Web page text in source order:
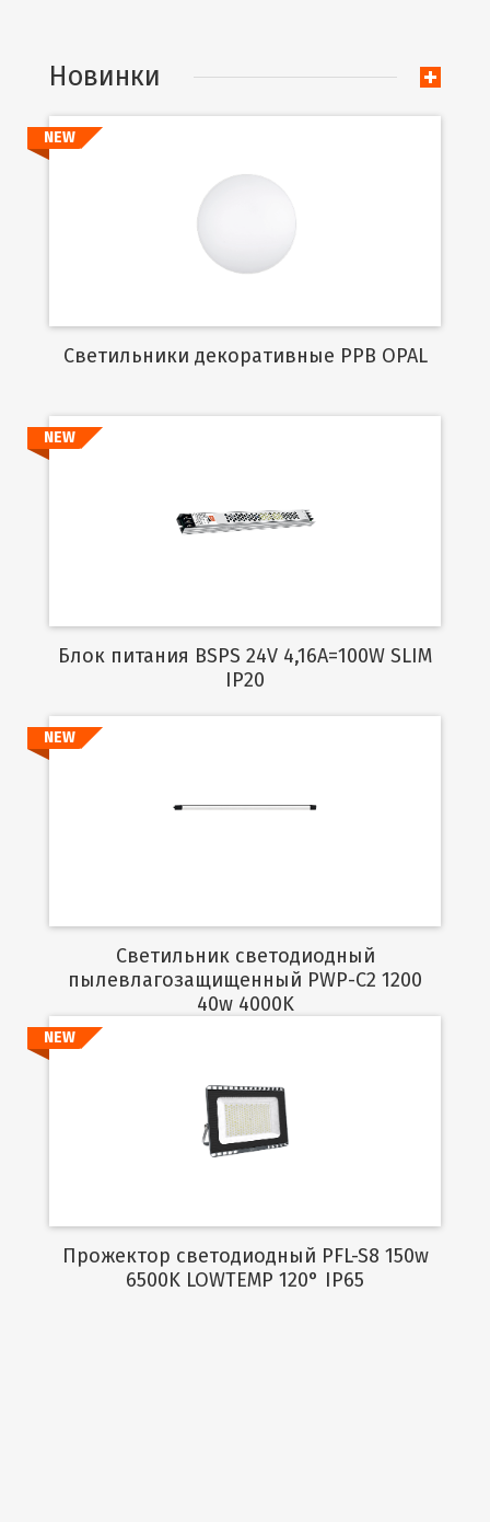
Новинки
NEW
Cветильники декоративные PPB OPAL
Подробнее
NEW
Блок питания BSPS 24V 4,16A=100W SLIM
IP20
NEW
Светильник светодиодный
пылевлагозащищенный PWP-C2 1200
40w 4000K
Подробнее
NEW
Прожектор светодиодный PFL-S8 150w
6500K LOWTEMP 120° IP65